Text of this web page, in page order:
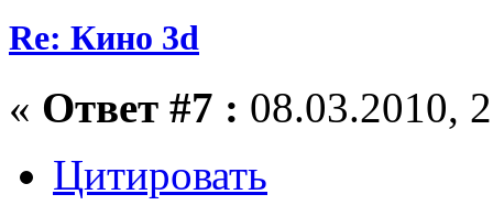
Re: Кино 3d
« Ответ #7 : 08.03.2010,
Цитировать